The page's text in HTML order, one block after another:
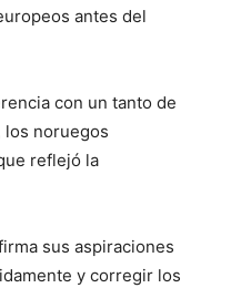
antes del
con un tanto de
los noruegos
reflejó la
sus aspiraciones
y corregir los